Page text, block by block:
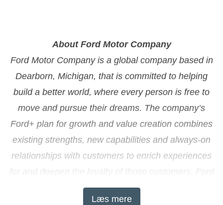
About Ford Motor Company
Ford Motor Company is a global company based in
Dearborn, Michigan, that is committed to helping
build a better world, where every person is free to
move and pursue their dreams. The company’s
Ford+ plan for growth and value creation combines
existing strengths, new capabilities and always-on
relationships with customers to enrich experiences
for and deepen the loyalty of those customers. Ford
designs, manufactures, markets and services a full
Læs mere